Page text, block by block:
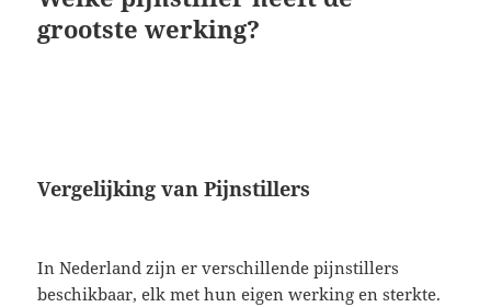
grootste werking?
Vergelijking van Pijnstillers
In Nederland zijn er verschillende pijnstillers
beschikbaar, elk met hun eigen werking en sterkte.